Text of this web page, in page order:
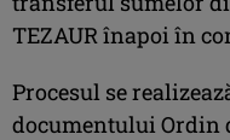
TEZAUR înapoi în
Procesul se
documentului Ordin